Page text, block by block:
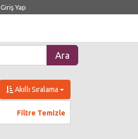
Giriş Yap
Akıllı Sıralama
Filtre Temizle